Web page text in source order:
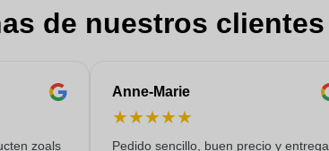
de nuestros clientes
zoals
Anne-Marie
★★★★★
Pedido sencillo, buen precio y entrega